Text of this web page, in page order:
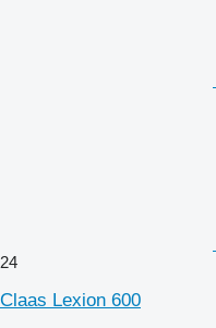
24
Claas Lexion 600